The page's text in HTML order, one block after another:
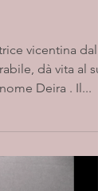
vicentina
dà vita al
Deira . Il...